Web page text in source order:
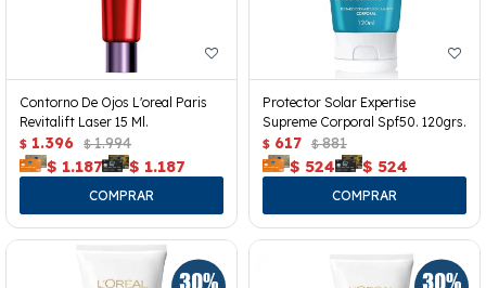
Contorno De Ojos L'oreal Paris
Revitalift Laser 15 Ml.
$ 1.396 $ 1.994
$ 1.187 $ 1.187
Protector Solar Expertise
Supreme Corporal Spf50. 120grs.
$ 617 $ 881
$ 524 $ 524